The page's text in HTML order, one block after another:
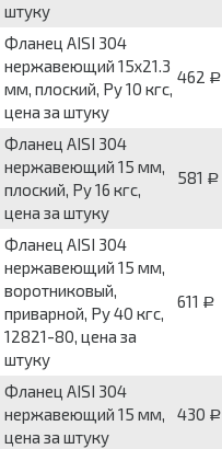
штуку
Фланец AISI 304
нержавеющий 15x21.3
мм, плоский, Py 10 кгс,
цена за штуку
462 Р
Фланец AISI 304
нержавеющий 15 мм,
плоский, Py 16 кгс,
цена за штуку
581 Р
Фланец AISI 304
нержавеющий 15 мм,
воротниковый,
приварной, Py 40 кгс,
12821-80, цена за
штуку
611 Р
Фланец AISI 304
нержавеющий 15 мм,
цена за штуку
430 Р